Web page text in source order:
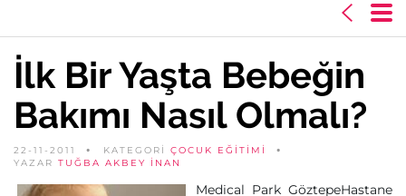
İlk Bir Yaşta Bebeğin
Bakımı Nasıl Olmalı?
22-11-2011 KATEGORİ ÇOCUK EĞITIMI
YAZAR TUĞBA AKBEY İNAN
Medical Park GöztepeHastane